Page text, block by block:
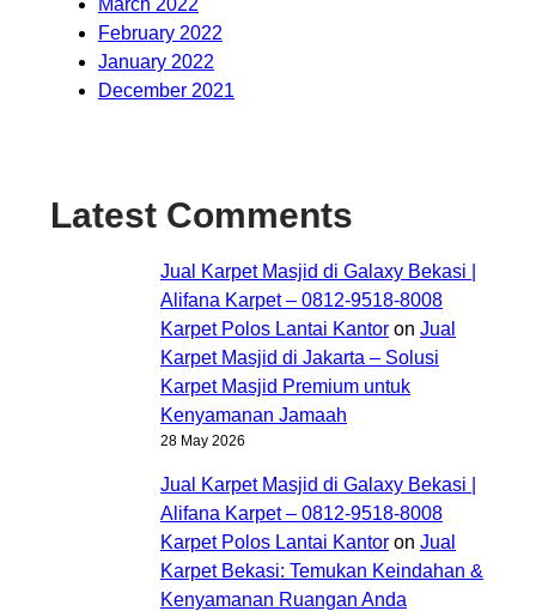
February 2022
January 2022
December 2021
Latest Comments
Jual Karpet Masjid di Galaxy Bekasi |
Alifana Karpet – 0812-9518-8008
Karpet Polos Lantai Kantor on Jual
Karpet Masjid di Jakarta – Solusi
Karpet Masjid Premium untuk
Kenyamanan Jamaah
28 May 2026
Jual Karpet Masjid di Galaxy Bekasi |
Alifana Karpet – 0812-9518-8008
Karpet Polos Lantai Kantor on Jual
Karpet Bekasi: Temukan Keindahan &
Kenyamanan Ruangan Anda